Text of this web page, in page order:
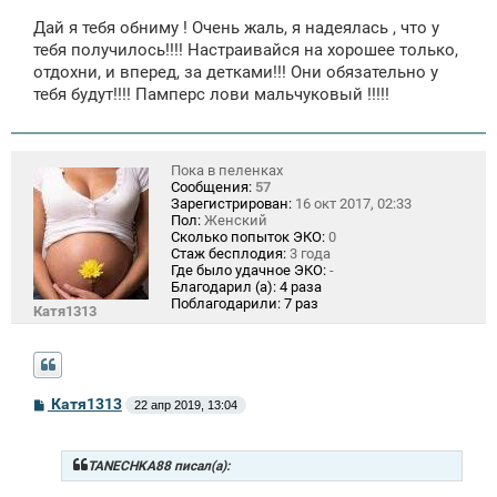
Дай я тебя обниму ! Очень жаль, я надеялась , что у
тебя получилось!!!! Настраивайся на хорошее только,
отдохни, и вперед, за детками!!! Они обязательно у
тебя будут!!!! Памперс лови мальчуковый !!!!!
Катя1313
Пока в пеленках
Сообщения: 57
Зарегистрирован: 16 окт 2017, 02:33
Пол: Женский
Сколько попыток ЭКО: 0
Стаж бесплодия: 3 года
Где было удачное ЭКО: -
Благодарил (а): 4 раза
Поблагодарили: 7 раз
СКатя1313 22 апр 2019, 13:04
TANECHKA88 писал(а):